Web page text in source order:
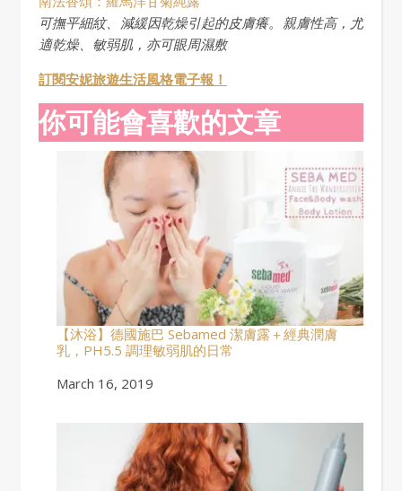
可撫平細紋、減緩因乾燥引起的皮膚癢。親膚性高，尤
適乾燥、敏弱肌，亦可眼周濕敷
訂閱安妮旅遊生活風格電子報！
你可能會喜歡的文章
【沐浴】德國施巴 Sebamed 潔膚露＋經典潤膚
乳，PH5.5 調理敏弱肌的日常
Date
March 16, 2019